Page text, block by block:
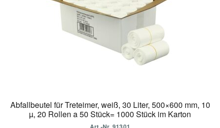
Abfallbeutel für Treteimer, weiß, 30 Liter, 500×600 mm, 10
µ, 20 Rollen a 50 Stück= 1000 Stück im Karton